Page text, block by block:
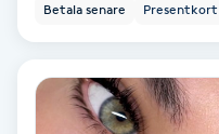
Huduppstramning
Hudvård
Betala senare Presentkort